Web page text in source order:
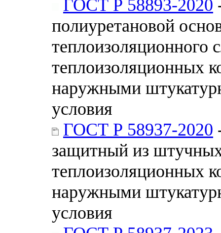
ГОСТ Р 58893-2020
полиуретановой
теплоизоляционного
теплоизоляционных
наружными
условия
ГОСТ Р 58937-2020
защитный из
теплоизоляционных
наружными
условия